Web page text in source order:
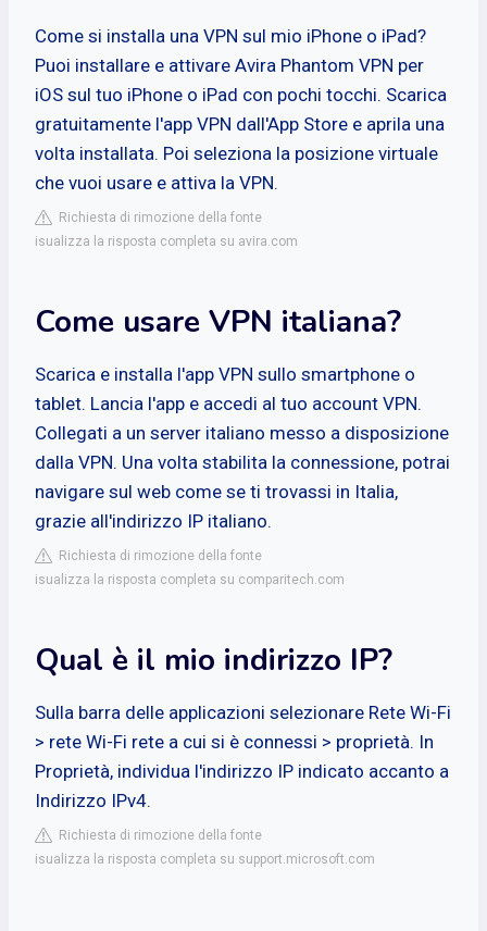
Come si installa una VPN sul mio iPhone o iPad?
Puoi installare e attivare Avira Phantom VPN per
iOS sul tuo iPhone o iPad con pochi tocchi. Scarica
gratuitamente l'app VPN dall'App Store e aprila una
volta installata. Poi seleziona la posizione virtuale
che vuoi usare e attiva la VPN.
Richiesta di rimozione della fonte
isualizza la risposta completa su avira.com
Come usare VPN italiana?
Scarica e installa l'app VPN sullo smartphone o
tablet. Lancia l'app e accedi al tuo account VPN.
Collegati a un server italiano messo a disposizione
dalla VPN. Una volta stabilita la connessione, potrai
navigare sul web come se ti trovassi in Italia,
grazie all'indirizzo IP italiano.
Richiesta di rimozione della fonte
isualizza la risposta completa su comparitech.com
Qual è il mio indirizzo IP?
Sulla barra delle applicazioni selezionare Rete Wi-Fi
> rete Wi-Fi rete a cui si è connessi > proprietà. In
Proprietà, individua l'indirizzo IP indicato accanto a
Indirizzo IPv4.
Richiesta di rimozione della fonte
isualizza la risposta completa su support.microsoft.com